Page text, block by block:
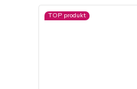
TOP produkt